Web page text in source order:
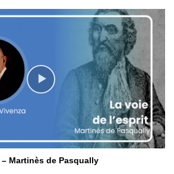
– Martinès de Pasqually